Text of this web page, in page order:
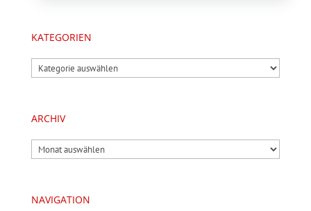
KATEGORIEN
Kategorien
ARCHIV
Archiv
NAVIGATION